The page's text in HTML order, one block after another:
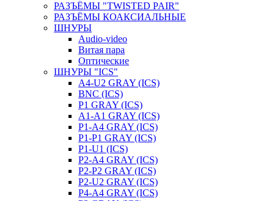
РАЗЪЁМЫ "TWISTED PAIR"
РАЗЪЁМЫ КОАКСИАЛЬНЫЕ
ШНУРЫ
Audio-video
Витая пара
Оптические
ШНУРЫ "ICS"
A4-U2 GRAY (ICS)
BNC (ICS)
P1 GRAY (ICS)
A1-A1 GRAY (ICS)
P1-A4 GRAY (ICS)
P1-P1 GRAY (ICS)
P1-U1 (ICS)
P2-A4 GRAY (ICS)
P2-P2 GRAY (ICS)
P2-U2 GRAY (ICS)
P4-A4 GRAY (ICS)